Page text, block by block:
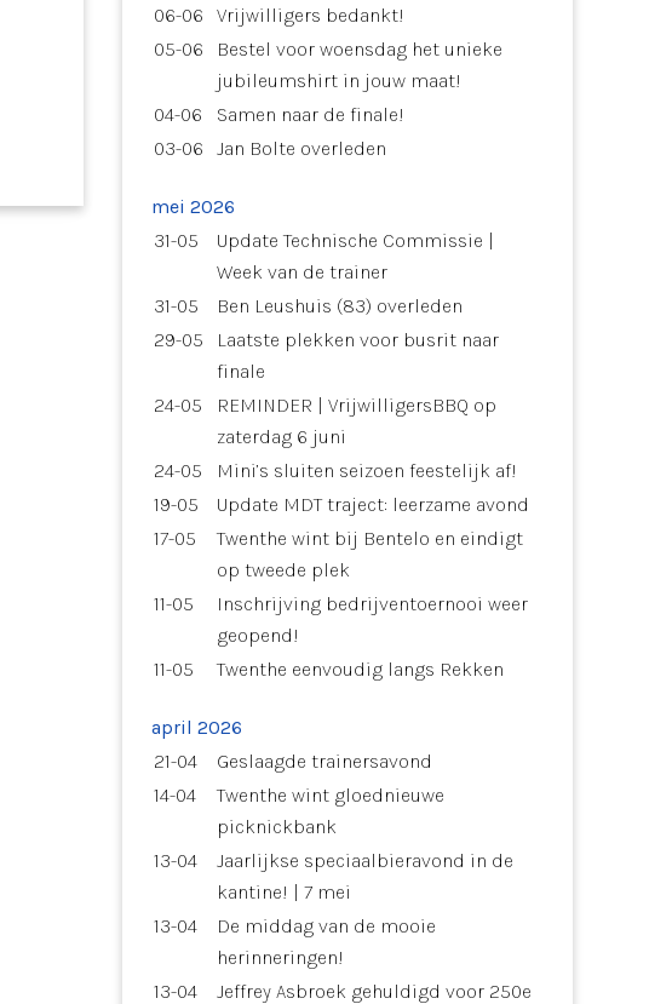
06-06
Vrijwilligers bedankt!
05-06
Bestel voor woensdag het unieke
jubileumshirt in jouw maat!
04-06
Samen naar de finale!
03-06
Jan Bolte overleden
mei 2026
31-05
Update Technische Commissie |
Week van de trainer
31-05
Ben Leushuis (83) overleden
29-05
Laatste plekken voor busrit naar
finale
24-05
REMINDER | VrijwilligersBBQ op
zaterdag 6 juni
24-05
Mini’s sluiten seizoen feestelijk af!
19-05
Update MDT traject: leerzame avond
17-05
Twenthe wint bij Bentelo en eindigt
op tweede plek
11-05
Inschrijving bedrijventoernooi weer
geopend!
11-05
Twenthe eenvoudig langs Rekken
april 2026
21-04
Geslaagde trainersavond
14-04
Twenthe wint gloednieuwe
picknickbank
13-04
Jaarlijkse speciaalbieravond in de
kantine! | 7 mei
13-04
De middag van de mooie
herinneringen!
13-04
Jeffrey Asbroek gehuldigd voor 250e